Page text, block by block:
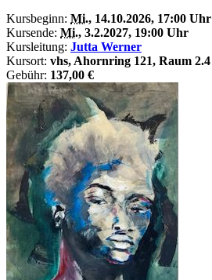
Kursbeginn: Mi., 14.10.2026, 17:00 Uhr
Kursende: Mi., 3.2.2027, 19:00 Uhr
Kursleitung: Jutta Werner
Kursort: vhs, Ahornring 121, Raum 2.4
Gebühr: 137,00 €